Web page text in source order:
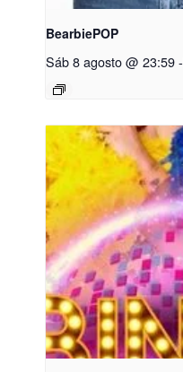
BearbiePOP
Sáb 8 agosto @ 23:59-